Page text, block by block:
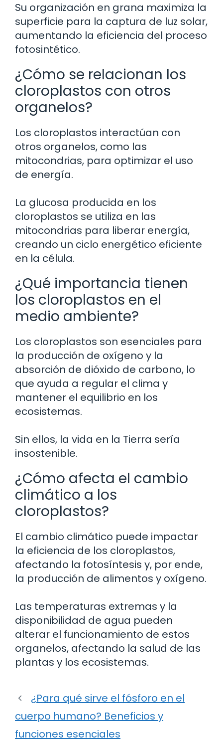
Su organización en grana maximiza la
superficie para la captura de luz solar,
aumentando la eficiencia del proceso
fotosintético.
¿Cómo se relacionan los
cloroplastos con otros
organelos?
Los cloroplastos interactúan con
otros organelos, como las
mitocondrias, para optimizar el uso
de energía.
La glucosa producida en los
cloroplastos se utiliza en las
mitocondrias para liberar energía,
creando un ciclo energético eficiente
en la célula.
¿Qué importancia tienen
los cloroplastos en el
medio ambiente?
Los cloroplastos son esenciales para
la producción de oxígeno y la
absorción de dióxido de carbono, lo
que ayuda a regular el clima y
mantener el equilibrio en los
ecosistemas.
Sin ellos, la vida en la Tierra sería
insostenible.
¿Cómo afecta el cambio
climático a los
cloroplastos?
El cambio climático puede impactar
la eficiencia de los cloroplastos,
afectando la fotosíntesis y, por ende,
la producción de alimentos y oxígeno.
Las temperaturas extremas y la
disponibilidad de agua pueden
alterar el funcionamiento de estos
organelos, afectando la salud de las
plantas y los ecosistemas.
¿Para qué sirve el fósforo en el
cuerpo humano? Beneficios y
funciones esenciales